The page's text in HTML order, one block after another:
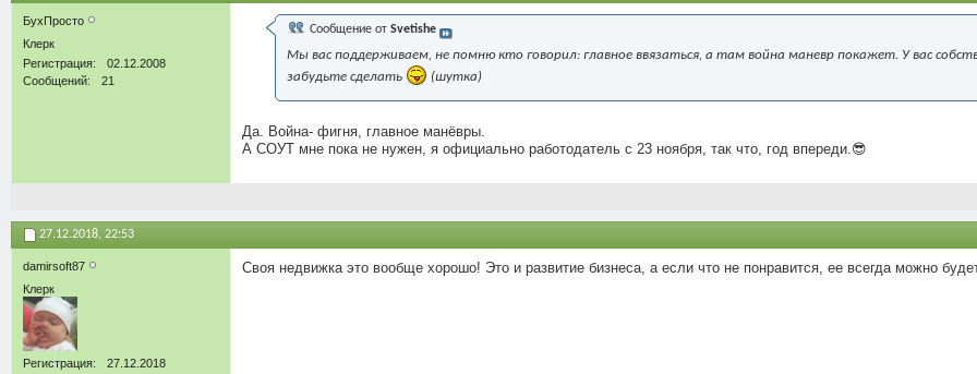
БухПросто
Клерк
Регистрация
02.12.2008
Сообщений
21
Сообщение от Svetishe
Мы вас поддерживаем, не помню кто говорил: главное ввязаться, а там война маневр покажет. У вас
забудьте сделать
(шутка)
Да. Война- фигня, главное манёвры.
А СОУТ мне пока не нужен, я официально работодатель с 23 ноября, так что, год впереди.😎
27.12.2018, 22:53
damirsoft87
Клерк
Регистрация
27.12.2018
Своя недвижка это вообще хорошо! Это и развитие бизнеса, а если что не понравится, ее всегда можно